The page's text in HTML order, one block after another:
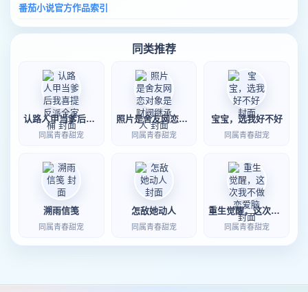
番茄小说官方作品索引
同类推荐
认路人甲当爹后我喜提反派全家桶
同属青春甜宠
照片是舍友网恋对象是财阀继承人
同属青春甜宠
宝宝，选我好不好
同属青春甜宠
溯雨信笺
同属青春甜宠
怎敌她动人
同属青春甜宠
重生觉醒，这次我不做恋爱脑
同属青春甜宠